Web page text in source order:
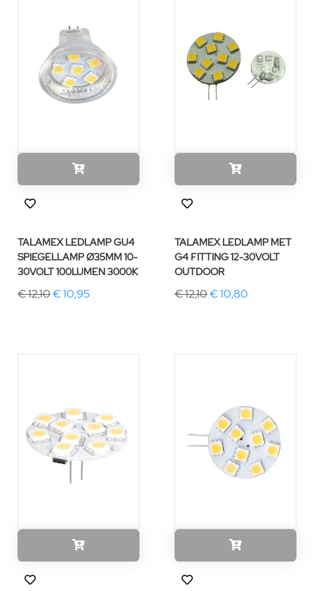
TALAMEX LEDLAMP GU4
SPIEGELLAMP Ø35MM 10-
30VOLT 100LUMEN 3000K
€ 12,10€ 10,95
TALAMEX LEDLAMP MET
G4 FITTING 12-30VOLT
OUTDOOR
€ 12,10€ 10,80